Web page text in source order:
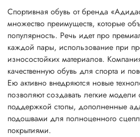
Спортивная обувь от бренда
множество преимуществ, которые
популярность. Речь идет про
каждой пары, использование при
износостойких материалов.
качественную обувь для спорта и
Ею активно внедряются новые
позволяют создавать легкие
поддержкой стопы, дополненные
подошвами для полноценного
покрытиями.